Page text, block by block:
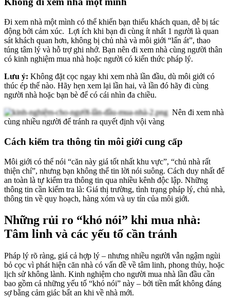
Đi xem nhà một mình có thể khiến bạn thiếu khách quan, dễ bị tác
động bởi cảm xúc. Lợi ích khi bạn đi cùng ít nhất 1 người là quan
sát khách quan hơn, không bị chủ nhà và môi giới “lấn át”, thao
túng tâm lý và hỗ trợ ghi nhớ. Bạn nên đi xem nhà cùng người thân
có kinh nghiệm mua nhà hoặc người có kiến thức pháp lý.
Lưu ý: Không đặt cọc ngay khi xem nhà lần đầu, dù môi giới có
thúc ép thế nào. Hãy hẹn xem lại lần hai, và lần đó hãy đi cùng
người nhà hoặc bạn bè để có cái nhìn đa chiều.
Nên đi xem nhà
cùng nhiều người để tránh ra quyết định vội vàng
Cách kiểm tra thông tin môi giới cung cấp
Môi giới có thể nói “căn này giá tốt nhất khu vực”, “chủ nhà rất
thiện chí”, nhưng bạn không thể tin lời nói suông. Cách duy nhất để
an toàn là tự kiểm tra thông tin qua nhiều kênh độc lập. Những
thông tin cần kiểm tra là: Giá thị trường, tình trạng pháp lý, chủ nhà,
thông tin về quy hoạch, hàng xóm và uy tín của môi giới.
Những rủi ro “khó nói” khi mua nhà:
Tâm linh và các yếu tố cần tránh
Pháp lý rõ ràng, giá cả hợp lý – nhưng nhiều người vẫn ngậm ngùi
bỏ cọc vì phát hiện căn nhà có vấn đề về tâm linh, phong thủy, hoặc
lịch sử không lành. Kinh nghiệm cho người mua nhà lần đầu cần
bao gồm cả những yếu tố “khó nói” này – bởi tiền mất không đáng
sợ bằng cảm giác bất an khi về nhà mới.